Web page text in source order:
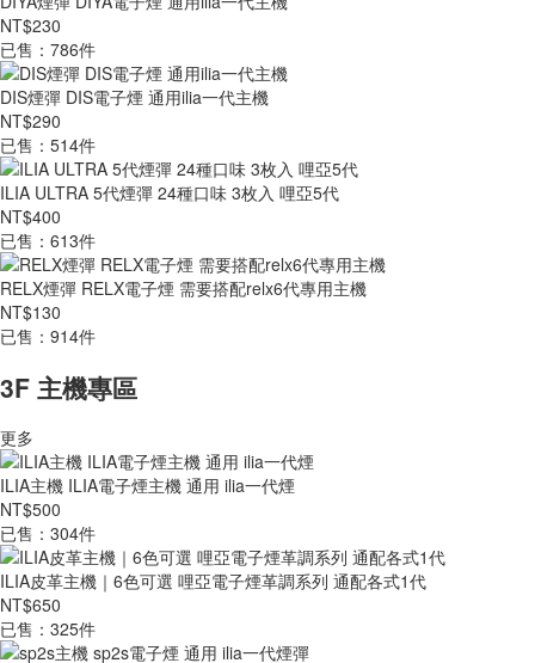
NT$230
已售：786件
DIS煙彈 DIS電子煙 通用ilia一代主機
NT$290
已售：514件
ILIA ULTRA 5代煙彈 24種口味 3枚入 哩亞5代
NT$400
已售：613件
RELX煙彈 RELX電子煙 需要搭配relx6代專用主機
NT$130
已售：914件
3F 主機專區
更多
ILIA主機 ILIA電子煙主機 通用 ilia一代煙
NT$500
已售：304件
ILIA皮革主機｜6色可選 哩亞電子煙革調系列 通配各式1代
NT$650
已售：325件